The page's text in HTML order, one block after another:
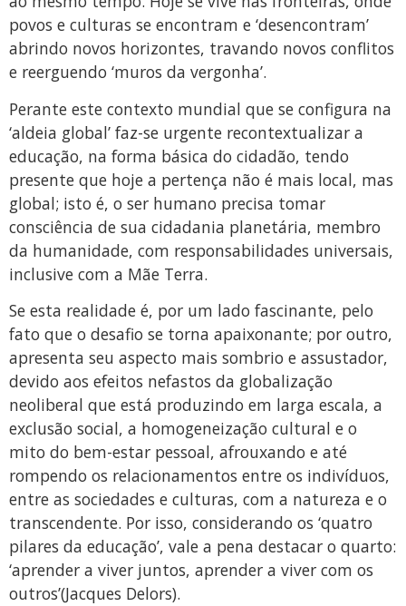
povos e culturas se encontram e ‘desencontram’
abrindo novos horizontes, travando novos conflitos
e reerguendo ‘muros da vergonha’.
Perante este contexto mundial que se configura na
‘aldeia global’ faz-se urgente recontextualizar a
educação, na forma básica do cidadão, tendo
presente que hoje a pertença não é mais local, mas
global; isto é, o ser humano precisa tomar
consciência de sua cidadania planetária, membro
da humanidade, com responsabilidades universais,
inclusive com a Mãe Terra.
Se esta realidade é, por um lado fascinante, pelo
fato que o desafio se torna apaixonante; por outro,
apresenta seu aspecto mais sombrio e assustador,
devido aos efeitos nefastos da globalização
neoliberal que está produzindo em larga escala, a
exclusão social, a homogeneização cultural e o
mito do bem-estar pessoal, afrouxando e até
rompendo os relacionamentos entre os indivíduos,
entre as sociedades e culturas, com a natureza e o
transcendente. Por isso, considerando os ‘quatro
pilares da educação’, vale a pena destacar o quarto:
‘aprender a viver juntos, aprender a viver com os
outros’(Jacques Delors).